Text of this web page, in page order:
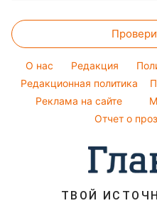
Новости Львова
Новости Ровно
Модные ошибки
Советы от Андре Тана
Стирка
Комнатные растения
Авто
Денежная помощь
Тарифы
Курс валют
O нас Редакция
Редакционная политика
Реклама на сайте
Отчет о
ТВОЙ